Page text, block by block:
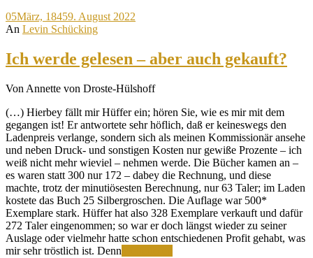
gut
05März, 18459. August 2022
An Levin Schücking
Ich werde gelesen – aber auch gekauft?
Von Annette von Droste-Hülshoff
(…) Hierbey fällt mir Hüffer ein; hören Sie, wie es mir mit dem
gegangen ist! Er antwortete sehr höflich, daß er keineswegs den
Ladenpreis verlange, sondern sich als meinen Kommissionär ansehe
und neben Druck- und sonstigen Kosten nur gewiße Prozente – ich
weiß nicht mehr wieviel – nehmen werde. Die Bücher kamen an –
es waren statt 300 nur 172 – dabey die Rechnung, und diese
machte, trotz der minutiösesten Berechnung, nur 63 Taler; im Laden
kostete das Buch 25 Silbergroschen. Die Auflage war 500*
Exemplare stark. Hüffer hat also 328 Exemplare verkauft und dafür
272 Taler eingenommen; so war er doch längst wieder zu seiner
Auslage oder vielmehr hatte schon entschiedenen Profit gehabt, was
mir sehr tröstlich ist. Denn